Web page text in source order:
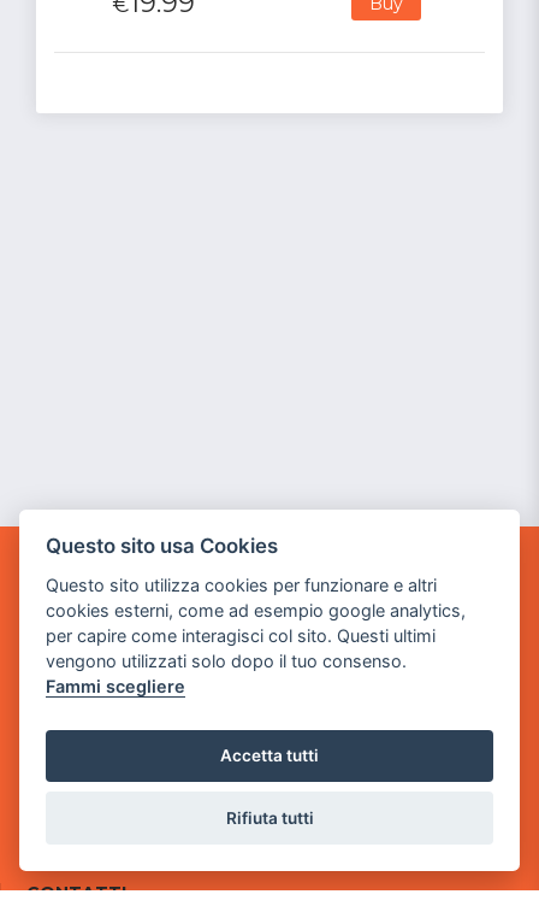
GAME WARP
BY POWER GAME SRL
Sede Legale
via Villaggio dei Platani, 3
via Industriale, 2 - 25082 Botticino, BS
Partita iva 03308130982
CONTATTI
Questo sito usa Cookies
Questo sito utilizza cookies per funzionare e altri
cookies esterni, come ad esempio google analytics,
per capire come interagisci col sito. Questi ultimi
vengono utilizzati solo dopo il tuo consenso.
Fammi scegliere
Accetta tutti
Rifiuta tutti